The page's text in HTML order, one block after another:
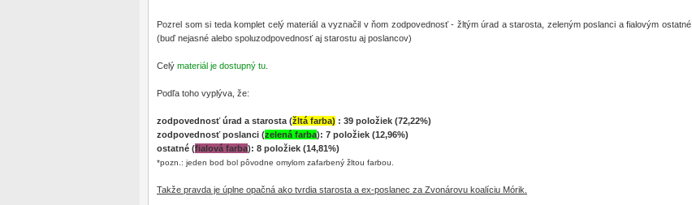
Pozrel som si teda komplet celý materiál a vyznačil v ňom zodpovednosť - žltým úrad a starosta, zeleným poslanci a fialovým ostatné
(buď nejasné alebo spoluzodpovednosť aj starostu aj poslancov)
Celý materiál je dostupný tu
Podľa toho vyplýva, že:
zodpovednosť úrad a starosta (žltá farba) : 39 položiek (72,22%)
zodpovednosť poslanci (zelená farba): 7 položiek (12,96%)
ostatné (fialová farba): 8 položiek (14,81%)
*pozn.: jeden bod bol pôvodne omylom zafarbený žltou farbou.
Takže pravda je úplne opačná ako tvrdia starosta a ex-poslanec za Zvonárovu koalíciu Mórik.